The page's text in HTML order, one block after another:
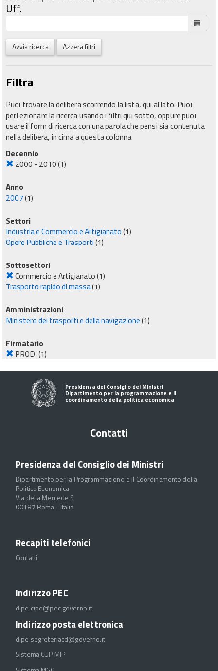
Uff.
Avvia ricerca Azzera filtri
Filtra
Puoi trovare la delibera scorrendo la lista, qui al lato. Puoi
perfezionare la ricerca usando i filtri qui sotto, oppure puoi
usare il form di ricerca con una parola che pensi sia contenuta
nella delibera, in cima a questa colonna.
Decennio
2000 - 2010(1)
Anno
2007(1)
Settori
Industria e Commercio e Artigianato(1)
Opere Pubbliche e Trasporti(1)
Sottosettori
Commercio e Artigianato(1)
Trasporto rapido di massa(1)
Amministrazioni
Ministero dei trasporti e della navigazione(1)
Firmatario
PRODI(1)
Presidenza del Consiglio dei Ministri
Dipartimento per la programmazione e il
coordinamento della politica economica
Contatti
Presidenza del Consiglio dei Ministri
Dipartimento per la Programmazione e il Coordinamento della
Politica Economica
Via della Mercede 9
00187 Roma - Italia
Recapiti telefonici
Contatti
Indirizzo PEC
dipe.cipe@pec.governo.it
Indirizzo posta elettronica
dipe.segreteriacd@governo.it
Sistema CUP MIP